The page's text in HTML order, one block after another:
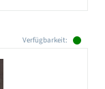
Verfügbarkeit: